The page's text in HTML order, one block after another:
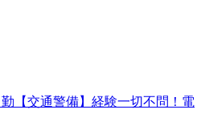
【交通警備】経験一切不問！電